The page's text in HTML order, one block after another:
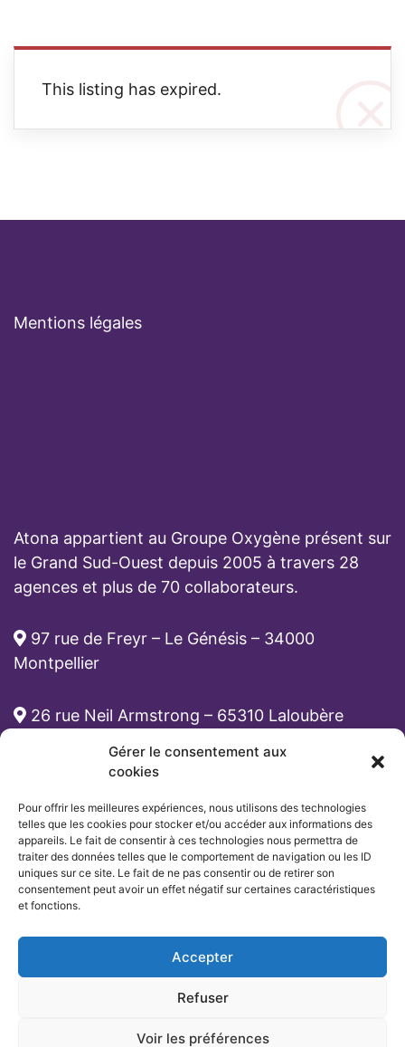
Gérer le consentement aux
cookies
Pour offrir les meilleures expériences, nous utilisons des technologies
telles que les cookies pour stocker et/ou accéder aux informations des
appareils. Le fait de consentir à ces technologies nous permettra de
traiter des données telles que le comportement de navigation ou les ID
uniques sur ce site. Le fait de ne pas consentir ou de retirer son
consentement peut avoir un effet négatif sur certaines caractéristiques
et fonctions.
Accepter
Refuser
Voir les préférences
This listing has expired.
Mentions légales
Atona appartient au Groupe Oxygène présent sur
le Grand Sud-Ouest depuis 2005 à travers 28
agences et plus de 70 collaborateurs.
97 rue de Freyr – Le Génésis – 34000
Montpellier
26 rue Neil Armstrong – 65310 Laloubère
cabinet-rh@atona.fr
05 33 89 39 62